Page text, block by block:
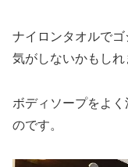
ナイロンタオルで
気がしないかもしれ
ボディソープをよく
のです。